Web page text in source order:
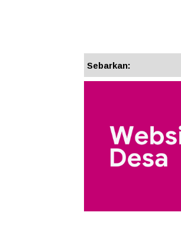
Sebarkan: